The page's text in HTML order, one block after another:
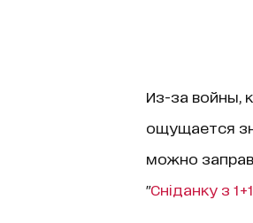
Из-за войны,
ощущается
можно
"Сніданку з 1+1